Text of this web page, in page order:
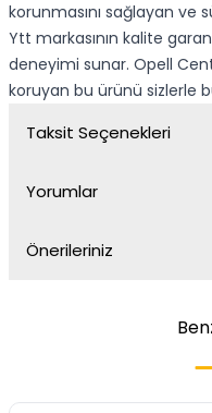
korunmasını sağlayan ve
Ytt markasının kalite
deneyimi sunar. Opell
koruyan bu ürünü sizlerle
Taksit Seçenekleri
Yorumlar
Önerileriniz